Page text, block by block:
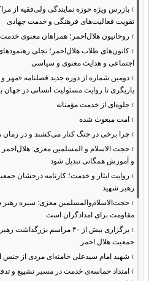
› بازرس ویژه حوزه نمایندگی ولی‌فقیه از
تقویت فعالیت‌های فرهنگی و خدمت جهادی
› روحانیون هلال‌احمر؛ همراهان معنوی
› کانون‌های طلاب هلال‌احمر؛ تجلی
اجتماعی و هدایت معنوی و سیاسی
› دومین شماره از دوره جدید فصلنامه «مهر
یاریگری تا روایت مسئولیت انسانی در جهان
› جلوه‌ای از خدمت مؤمنانه
› امت مبعوث شده
› چرا برخی در جنگ کنار می‌کشند و در زمان
› حجت الاسلام و المسلمین معزی: هلال‌احمر
و آموزش همگانی تبدیل شود
› روایت ایثار و خدمت؛ کارنامه درخشان
رهبر شهید
› حجت‌الاسلام‌والمسلمین معزی: سیره
مقاومت برای امدادگران است
›
برگزاری بیش از ۴۰ مراسم
جمعیت هلال احمر
› شهید امام سیدعلی خامنه‌ای مردی از جنس انسان
› امتداد حماسه‌ی خدمت در مسیر تشییع و